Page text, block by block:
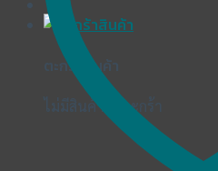
ตะกร้าสินค้า
ไม่มีสินค้าในตะกร้า